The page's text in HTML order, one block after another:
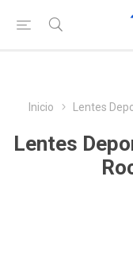
Inicio Lentes
Lentes